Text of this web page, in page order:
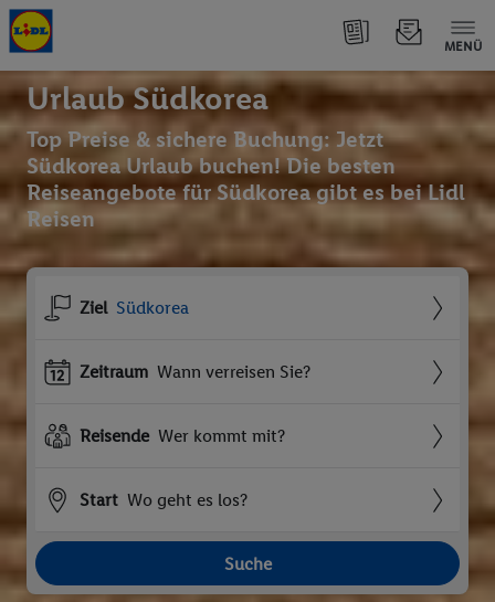
MENÜ
Urlaub Südkorea
Top Preise & sichere Buchung: Jetzt
Südkorea Urlaub buchen! Die besten
Reiseangebote für Südkorea gibt es bei Lidl
Reisen
Ziel Südkorea
Zeitraum Wann verreisen Sie?
Reisende Wer kommt mit?
Start Wo geht es los?
Suche